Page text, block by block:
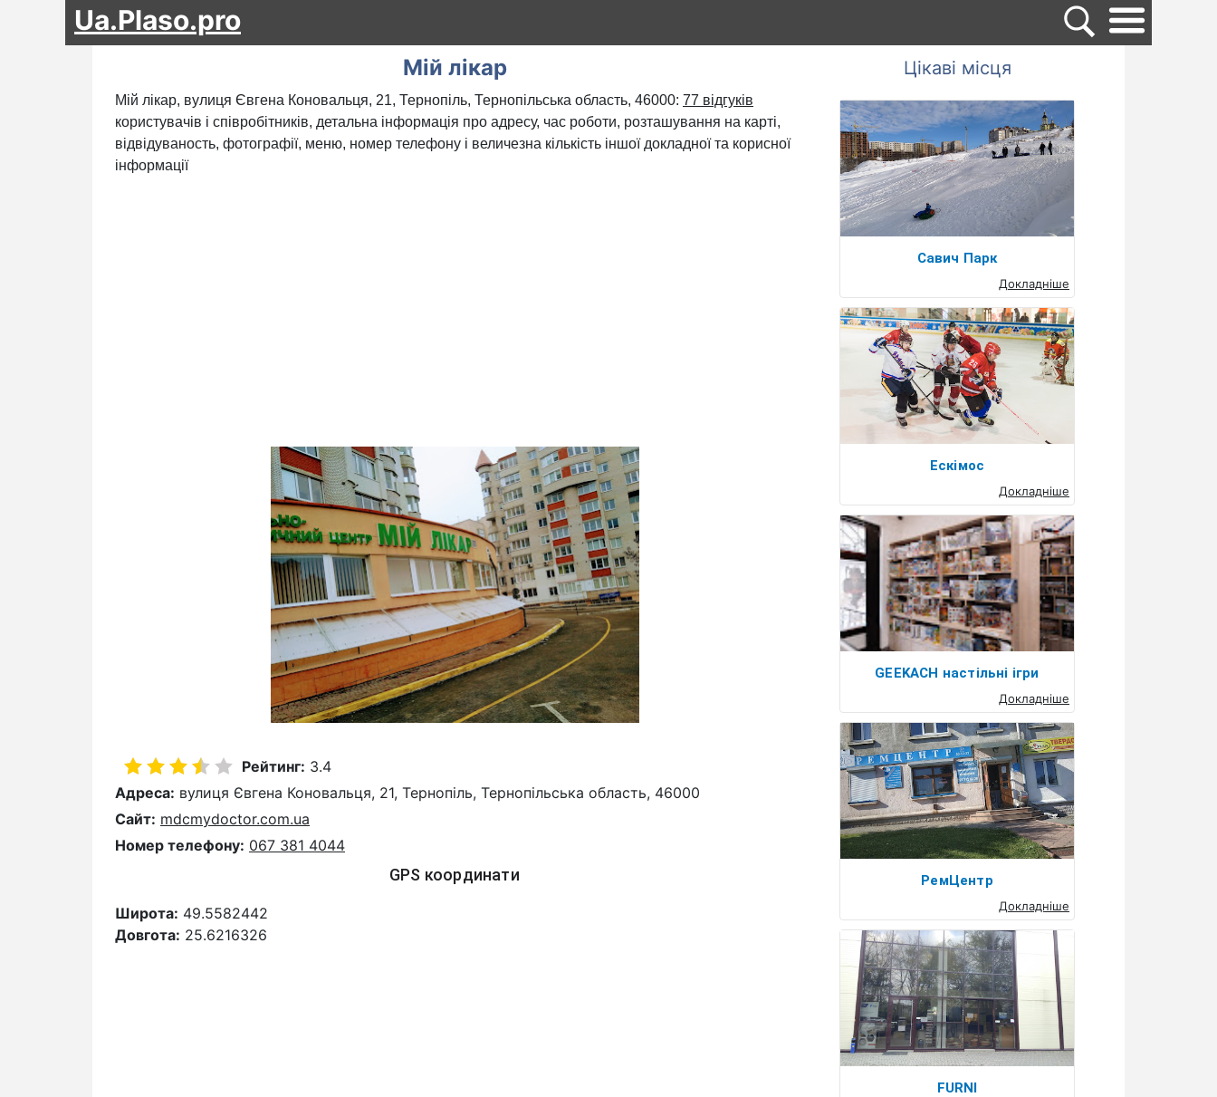
Ua.Plaso.pro
Мій лікар
Мій лікар, вулиця Євгена Коновальця, 21, Тернопіль, Тернопільська область, 46000: 77 відгуків
користувачів і співробітників, детальна інформація про адресу, час роботи, розташування на карті,
відвідуваность, фотографії, меню, номер телефону і величезна кількість іншої докладної та корисної
інформації
Рейтинг: 3.4
Адреса: вулиця Євгена Коновальця, 21, Тернопіль, Тернопільська область, 46000
Сайт: mdcmydoctor.com.ua
Номер телефону: 067 381 4044
GPS координати
Широта: 49.5582442
Довгота: 25.6216326
Цікаві місця
Савич Парк
Докладніше
Ескімос
Докладніше
GEEKACH настільні ігри
Докладніше
РемЦентр
Докладніше
FURNI